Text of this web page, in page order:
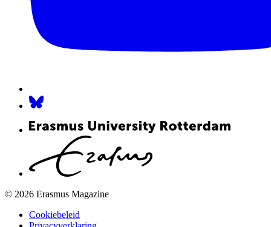
© 2026 Erasmus Magazine
Cookiebeleid